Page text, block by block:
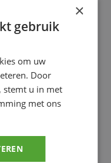
au toucher
×
gebruik
om uw
Door
stemt u in met
met ons